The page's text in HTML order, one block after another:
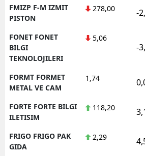
FMIZP F-M IZMIT
PISTON
278,00 -
FONET FONET
BILGI
TEKNOLOJILERI
5,06
-
FORMT FORMET
METAL VE CAM
1,74
FORTE FORTE BILGI
ILETISIM
118,20
FRIGO FRIGO PAK
GIDA
2,29